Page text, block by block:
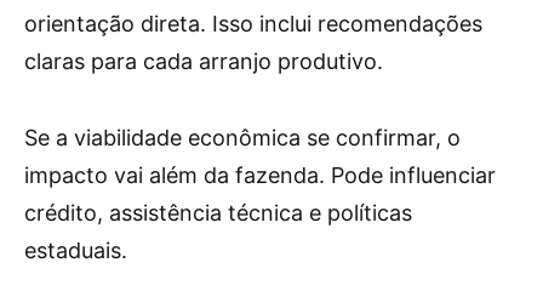
orientação direta. Isso inclui recomendações
claras para cada arranjo produtivo.
Se a viabilidade econômica se confirmar, o
impacto vai além da fazenda. Pode influenciar
crédito, assistência técnica e políticas
estaduais.